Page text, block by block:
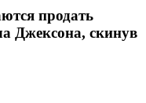
продать
Джексона, скинув